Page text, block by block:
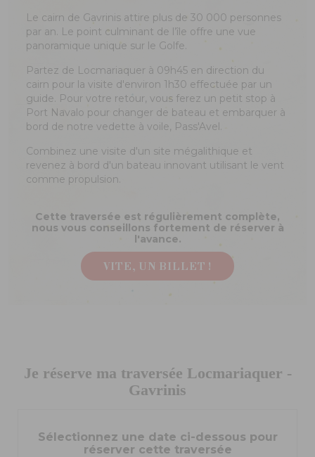
Le cairn de Gavrinis attire plus de 30 000 personnes
par an. Le point culminant de l’île offre une vue
panoramique unique sur le Golfe.
Partez de Locmariaquer à 09h45 en direction du
cairn pour la visite d'environ 1h30 effectuée par un
guide. Pour votre retour, vous ferez un petit stop à
Port Navalo pour changer de bateau et embarquer à
bord de notre vedette à voile, Pass'Avel.
Combinez une visite d'un site mégalithique et
revenez à bord d'un bateau innovant utilisant le vent
comme propulsion.
Cette traversée est régulièrement complète,
nous vous conseillons fortement de réserver à
l'avance.
VITE, UN BILLET !
Je réserve ma traversée Locmariaquer -
Gavrinis
Sélectionnez une date ci-dessous pour
réserver cette traversée